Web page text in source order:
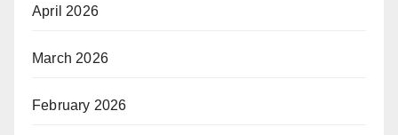
April 2026
March 2026
February 2026